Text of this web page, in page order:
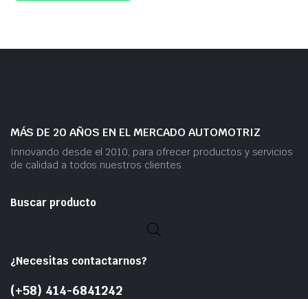
MÁS DE 20 AÑOS EN EL MERCADO AUTOMOTRIZ
Innovando desde el 2010, para ofrecer productos y servicios
de calidad a todos nuestros clientes.
Buscar producto
¿Necesitas contactarnos?
(+58) 414-6841242